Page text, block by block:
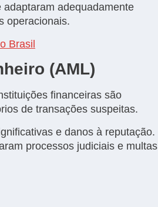
adequadamente
operacionais.
Brasil
(AML)
financeiras são
de transações suspeitas.
e danos à reputação.
processos judiciais e multas